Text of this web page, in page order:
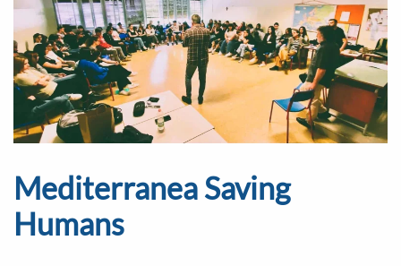
Mediterranea Saving
Humans